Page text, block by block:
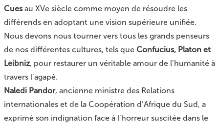
Cuesau XVe siècle comme moyen de résoudre les
différends en adoptant une vision supérieure unifiée.
Nous devons nous tourner vers tous les grands penseurs
de nos différentes cultures, tels que Confucius, Platon et
Leibniz, pour restaurer un véritable amour de l’humanité à
travers l’agapè.
Naledi Pandor, ancienne ministre des Relations
internationales et de la Coopération d’Afrique du Sud, a
exprimé son indignation face à l’horreur suscitée dans le